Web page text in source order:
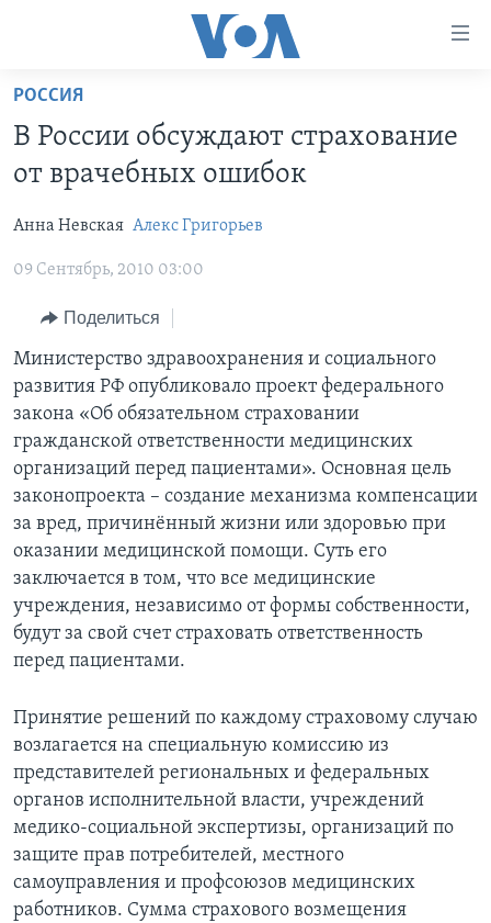
Перейти
основной
контент
Перейти
навигации
Перейти
поиск
НОВОСТИ ЗА МИНУТУ
ИТОГИ
ПОЧЕМУ ЭТО ВАЖНО?
ДИСКУССИЯ VOA
ДЕТАЛИ
НЬЮ-ЙОРК NEW YORK
АМЕРИКА. БОЛЬШОЕ ПУТЕШЕСТВИЕ
ПРОЕКТЫ
УЧИМ АНГЛИЙСКИЙ
НАША АМЕРИКАНСКАЯ ИСТОРИЯ
А КАК В АМЕРИКЕ?
АРТЕФАКТЫ
АМЕРИКАНСКИЕ ГОРОДКИ
ТЕСТЫ
ЭКСПЕРТИЗА
ИНТЕРВЬЮ
ФАКТЫ ПРОТИВ ФЕЙКОВ
ЗА СВОБОДУ ПРЕССЫ
УЧИМ АНГЛИЙСКИЙ
ВИДЕО
ПОДПИСКА НА НОВОСТИ
Learning English
СОЦИАЛЬНЫЕ СЕТИ
РОССИЯ
В России обсуждают страхование
от врачебных ошибок
Анна Невская Алекс Григорьев
09 Сентябрь, 2010 03:00
Поделиться
Министерство здравоохранения и социального
развития РФ опубликовало проект федерального
закона «Об обязательном страховании
гражданской ответственности медицинских
организаций перед пациентами». Основная цель
законопроекта – создание механизма компенсации
за вред, причинённый жизни или здоровью при
оказании медицинской помощи. Суть его
заключается в том, что все медицинские
учреждения, независимо от формы собственности,
будут за свой счет страховать ответственность
перед пациентами.
Принятие решений по каждому страховому случаю
возлагается на специальную комиссию из
представителей региональных и федеральных
органов исполнительной власти, учреждений
медико-социальной экспертизы, организаций по
защите прав потребителей, местного
самоуправления и профсоюзов медицинских
работников. Сумма страхового возмещения